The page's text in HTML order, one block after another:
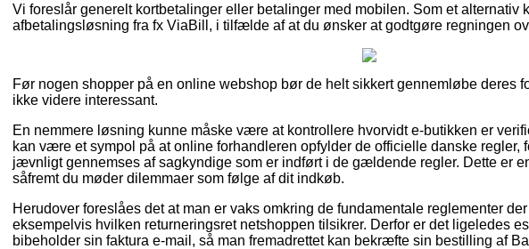
Vi foreslår generelt kortbetalinger eller betalinger med mobilen. Som et alternativ
afbetalingsløsning fra fx ViaBill, i tilfælde af at du ønsker at godtgøre regningen
Før nogen shopper på en online webshop bør de helt sikkert gennemløbe deres
ikke videre interessant.
En nemmere løsning kunne måske være at kontrollere hvorvidt e-butikken er
kan være et sympol på at online forhandleren opfylder de officielle danske regler,
jævnligt gennemses af sagkyndige som er indført i de gældende regler. Dette er
såfremt du møder dilemmaer som følge af dit indkøb.
Herudover foreslåes det at man er vaks omkring de fundamentale reglementer
eksempelvis hvilken returneringsret netshoppen tilsikrer. Derfor er det ligeledes
bibeholder sin faktura e-mail, så man fremadrettet kan bekræfte sin bestilling af